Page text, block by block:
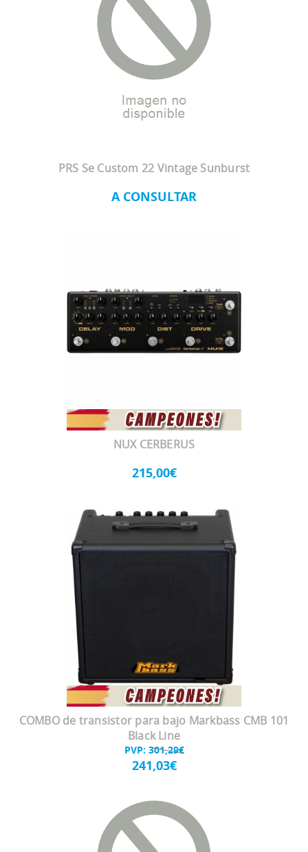
PRS Se Custom 22 Vintage Sunburst
A CONSULTAR
NUX CERBERUS
215,00€
COMBO de transistor para bajo Markbass CMB 101
Black Line
PVP: 301,29€
241,03€